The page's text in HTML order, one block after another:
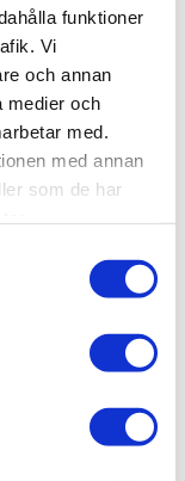
funktioner
Vi
och annan
medier och
med.
med annan
som de har
2D.
(Modul